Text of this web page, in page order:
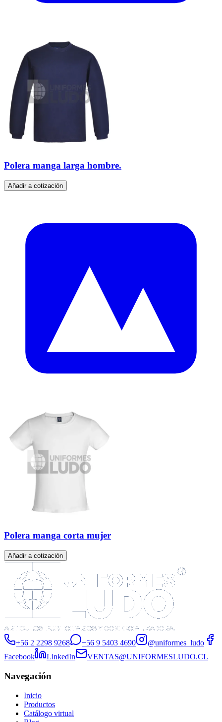
Polera manga larga hombre.
Añadir a cotización
Polera manga corta mujer
Añadir a cotización
+56 2 2298 9268 +56 9 5403 4690
@uniformes_ludo
Facebook
LinkedIn VENTAS@UNIFORMESLUDO.CL
Navegación
Inicio
Productos
Catálogo virtual